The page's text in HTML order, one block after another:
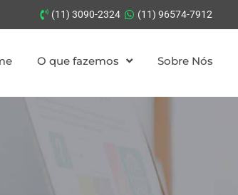
(11) 3090-2324 (11) 96574-7912
O que fazemos Sobre Nós